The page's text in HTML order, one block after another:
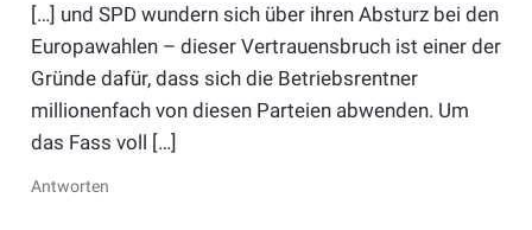
[…] und SPD wundern sich über ihren Absturz bei den
Europawahlen – dieser Vertrauensbruch ist einer der
Gründe dafür, dass sich die Betriebsrentner
millionenfach von diesen Parteien abwenden. Um
das Fass voll […]
Antworten